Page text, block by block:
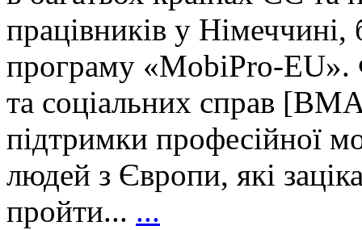
працівників у
програму «MobiPro-EU».
та соціальних справ
підтримки професійної
людей з Європи, які
пройти... ...